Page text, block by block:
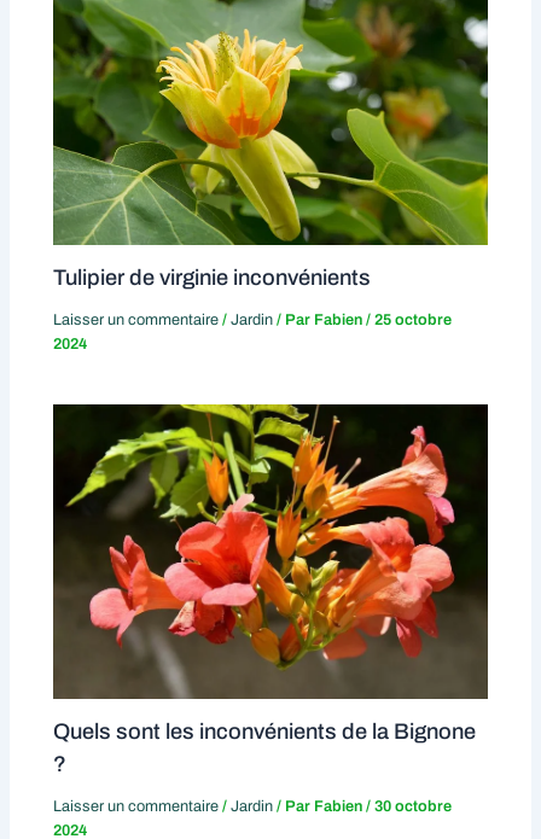
Tulipier de virginie inconvénients
Laisser un commentaire /Jardin / Par Fabien/25 octobre
2024
Quels sont les inconvénients de la Bignone
?
Laisser un commentaire /Jardin / Par Fabien/30 octobre
2024